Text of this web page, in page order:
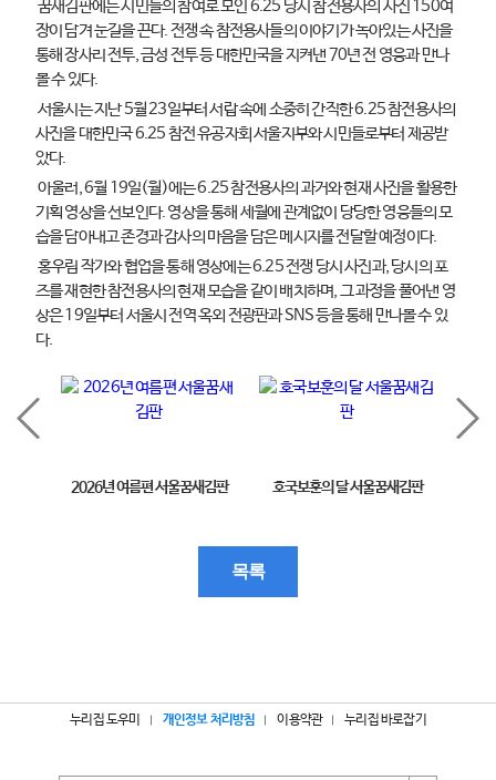
꿈새김판에는 시민들의 참여로 모인 6.25 당시 참전용사의 사진 150여
장이 담겨 눈길을 끈다. 전쟁 속 참전용사들의 이야기가 녹아있는 사진을
통해 장사리 전투, 금성 전투 등 대한민국을 지켜낸 70년 전 영웅과 만나
볼 수 있다.
서울시는 지난 5월 23일부터 서랍 속에 소중히 간직한 6.25 참전용사의
사진을 대한민국 6.25 참전 유공자회 서울지부와 시민들로부터 제공받
았다.
아울러, 6월 19일(월)에는 6.25 참전용사의 과거와 현재 사진을 활용한
기획 영상을 선보인다. 영상을 통해 세월에 관계없이 당당한 영웅들의 모
습을 담아내고 존경과 감사의 마음을 담은 메시지를 전달할 예정이다.
홍우림 작가와 협업을 통해 영상에는 6.25 전쟁 당시 사진과, 당시의 포
즈를 재현한 참전용사의 현재 모습을 같이 배치하며, 그 과정을 풀어낸 영
상은 19일부터 서울시 전역 옥외 전광판과 SNS 등을 통해 만나볼 수 있
다.
2026년 여름편 서울꿈새김판 호국보훈의 달 서울꿈새김판
목록
누리집 도우미 개인정보 처리방침 이용약관 누리집 바로잡기